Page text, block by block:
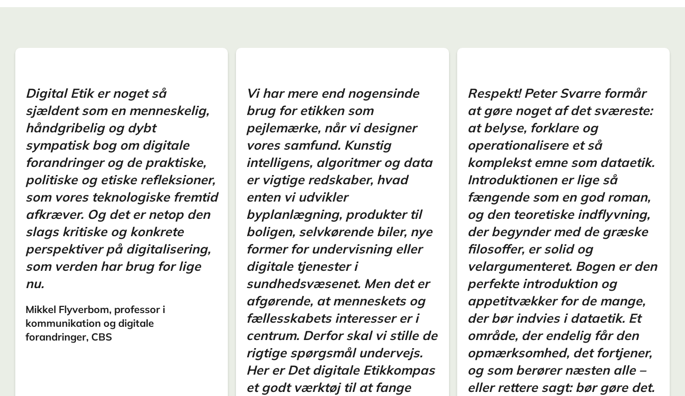
Digital Etik er noget så
sjældent som en menneskelig,
håndgribelig og dybt
sympatisk bog om digitale
forandringer og de praktiske,
politiske og etiske refleksioner,
som vores teknologiske fremtid
afkræver. Og det er netop den
slags kritiske og konkrete
perspektiver på digitalisering,
som verden har brug for lige
nu.
Mikkel Flyverbom, professor i
kommunikation og digitale
forandringer, CBS
Vi har mere end nogensinde
brug for etikken som
pejlemærke, når vi designer
vores samfund. Kunstig
intelligens, algoritmer og data
er vigtige redskaber, hvad
enten vi udvikler
byplanlægning, produkter til
boligen, selvkørende biler, nye
former for undervisning eller
digitale tjenester i
sundhedsvæsenet. Men det er
afgørende, at menneskets og
fællesskabets interesser er i
centrum. Derfor skal vi stille de
rigtige spørgsmål undervejs.
Her er Det digitale Etikkompas
et godt værktøj til at fange
Respekt! Peter Svarre formår
at gøre noget af det sværeste:
at belyse, forklare og
operationalisere et så
komplekst emne som dataetik.
Introduktionen er lige så
fængende som en god roman,
og den teoretiske indflyvning,
der begynder med de græske
filosoffer, er solid og
velargumenteret. Bogen er den
perfekte introduktion og
appetitvækker for de mange,
der bør indvies i dataetik. Et
område, der endelig får den
opmærksomhed, det fortjener,
og som berører næsten alle –
eller rettere sagt: bør gøre det.